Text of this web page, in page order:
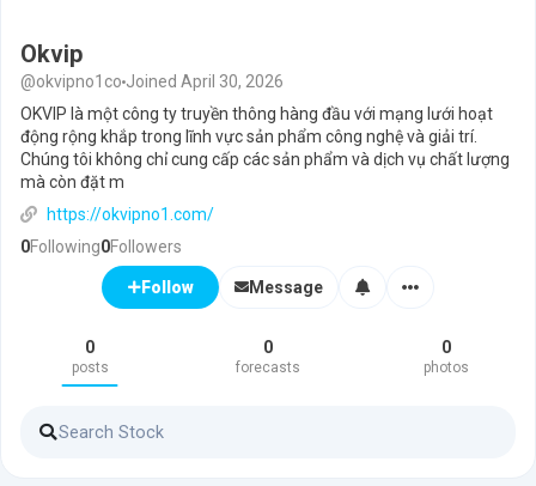
Okvip
@okvipno1co Joined April 30, 2026
OKVIP là một công ty truyền thông hàng đầu với mạng lưới hoạt
động rộng khắp trong lĩnh vực sản phẩm công nghệ và giải trí.
Chúng tôi không chỉ cung cấp các sản phẩm và dịch vụ chất lượng
mà còn đặt m
https://okvipno1.com/
0Following0Followers
Follow Message
0
posts
0
forecasts
0
photos